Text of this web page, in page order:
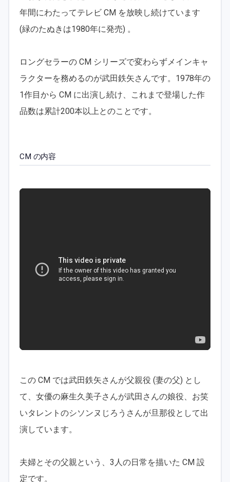
年間にわたってテレビ CM を放映し続けています
(緑のたぬきは1980年に発売) 。
ロングセラーの CM シリーズで変わらずメインキャ
ラクターを務めるのが武田鉄矢さんです。1978年の
1作目から CM に出演し続け、これまで登場した作
品数は累計200本以上とのことです。
CM の内容
この CM では武田鉄矢さんが父親役 (妻の父) とし
て、女優の麻生久美子さんが武田さんの娘役、お笑
いタレントのシソンヌじろうさんが旦那役として出
演しています。
夫婦とその父親という、3人の日常を描いた CM 設
定です。